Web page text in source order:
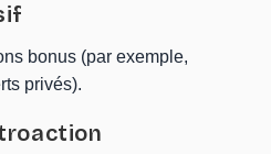
bonus (par exemple,
privés).